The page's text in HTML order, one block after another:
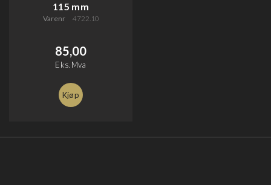
115 mm
Varenr 4722.10
85,00
Eks.Mva
Kjøp